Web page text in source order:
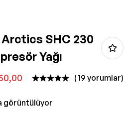
SHC 230
Yağı
( 19 yorumlar)
görüntülüyor